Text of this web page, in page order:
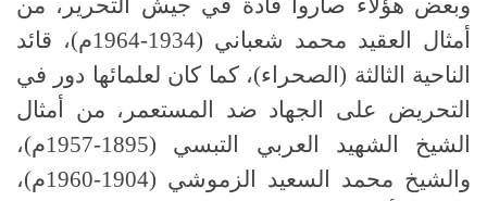
أمثال العقيد محمد شعباني (1934-1964م)، قائد
الناحية الثالثة (الصحراء)، كما كان لعلمائها دور في
التحريض على الجهاد ضد المستعمر، من أمثال
الشيخ الشهيد العربي التبسي (1895-1957م)،
والشيخ محمد السعيد الزموشي (1904-1960م)،